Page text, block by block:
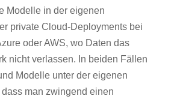
Modelle in der eigenen
private Cloud-Deployments bei
oder AWS, wo Daten das
nicht verlassen. In beiden Fällen
Modelle unter der eigenen
man zwingend einen